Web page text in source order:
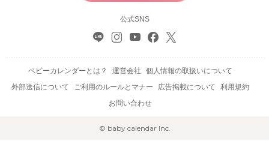
公式SNS
ベビーカレンダーとは？ 運営会社
個人情報の取扱いについて
外部送信について
ご利用のルールとマナー 広告掲載について
利用規約
お問い合わせ
© baby calendar Inc.